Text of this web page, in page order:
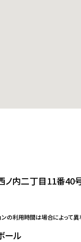
ノ内二丁目11番40
の利用時間は場合によって異
ール